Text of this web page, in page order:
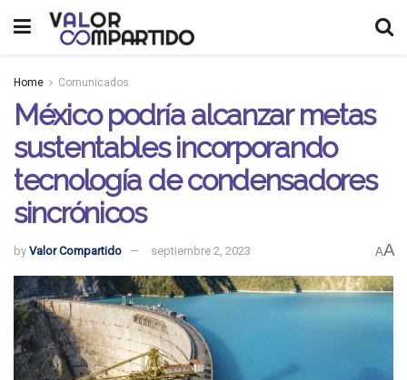
Home Comunicados
México podría alcanzar metas
sustentables incorporando
tecnología de condensadores
sincrónicos
by Valor Compartido septiembre 2, 2023 AA